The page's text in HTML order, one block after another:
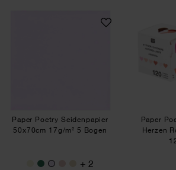
Paper Poetry
Paper Poetry Seidenpapier
50x70cm 17g/m² 5 Bogen
+ 2
Paper
Herzen